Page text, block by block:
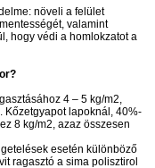
növeli a felület
valamint
hogy védi a homlokzatot a
4 – 5 kg/m2,
Kőzetgyapot lapoknál, 40%-
8 kg/m2, azaz összesen
esetén különböző
ragasztó a sima polisztirol